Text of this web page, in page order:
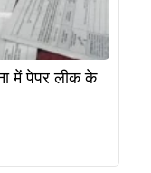
में पेपर लीक के